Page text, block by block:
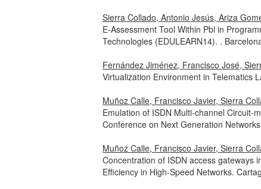
Sierra Collado, Antonio Jesús, Ariza
E-Assessment Tool Within Pbl in
Technologies (EDULEARN14). .
Fernández Jiménez, Francisco José,
Virtualization Environment in Telematics
Muñoz Calle, Francisco Javier, Sierra
Emulation of ISDN Multi-channel Circuit-
Conference on Next Generation
Muñoz Calle, Francisco Javier, Sierra
Concentration of ISDN access gateways
Efficiency in High-Speed Networks.